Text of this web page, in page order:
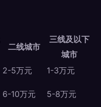
二线城市
三线及以下
城市
2-5万元
1-3万元
6-10万元 5-8万元